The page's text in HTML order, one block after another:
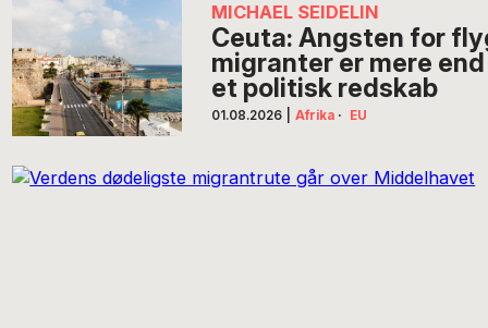
MICHAEL SEIDELIN
Ceuta: Angsten for
migranter er mere
et politisk redskab
01.08.2026 Afrika · EU